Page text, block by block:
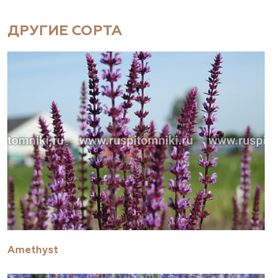
ДРУГИЕ СОРТА
Amethyst